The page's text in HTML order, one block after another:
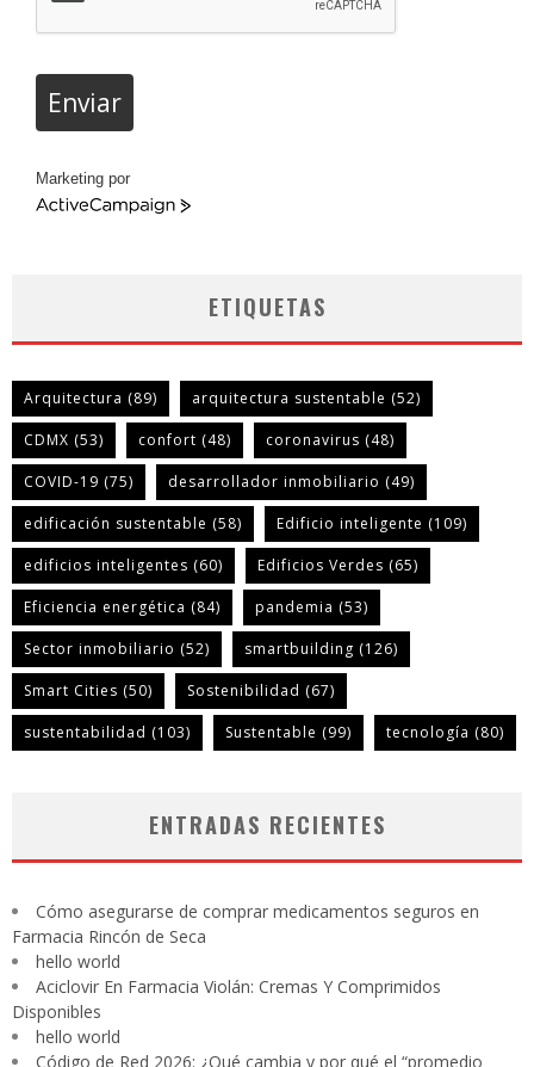
Enviar
Marketing por
ActiveCampaign
ETIQUETAS
Arquitectura (89) arquitectura sustentable (52)
CDMX (53) confort (48) coronavirus (48)
COVID-19 (75) desarrollador inmobiliario (49)
edificación sustentable (58) Edificio inteligente (109)
edificios inteligentes (60) Edificios Verdes (65)
Eficiencia energética (84) pandemia (53)
Sector inmobiliario (52) smartbuilding (126)
Smart Cities (50) Sostenibilidad (67)
sustentabilidad (103) Sustentable (99) tecnología (80)
ENTRADAS RECIENTES
Cómo asegurarse de comprar medicamentos seguros en
Farmacia Rincón de Seca
hello world
Aciclovir En Farmacia Violán: Cremas Y Comprimidos
Disponibles
hello world
Código de Red 2026: ¿Qué cambia y por qué el “promedio